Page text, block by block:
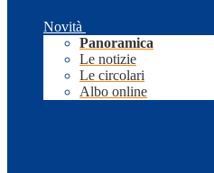
Novità
Panoramica
Le notizie
Le circolari
Albo online